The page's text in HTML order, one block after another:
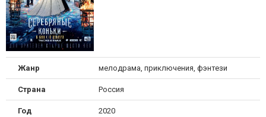
Жанр мелодрама, приключения, фэнтези
Страна Россия
Год 2020